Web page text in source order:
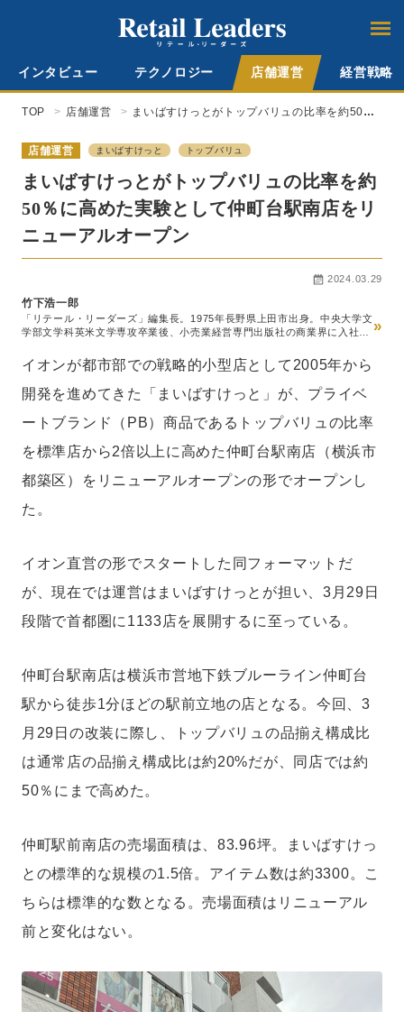
インタビュー テクノロジー 店舗運営 経営戦略
TOP 店舗運営
まいばすけっとがトップバリュの比率を約50％
ルオープン
店舗運営 まいばすけっと トップバリュ
まいばすけっとがトップバリュの比率を約
50％に高めた実験として仲町台駅南店をリ
ニューアルオープン
2024.03.29
竹下浩一郎
「リテール・リーダーズ」編集長。1975年長野県上田市出身。中央大学文
学部文学科英米文学専攻卒業後、小売業経営専門出版社の商業界に入社。
専門誌『販売革新』編集部を経て2014年『食品商業』編集長就任。この
間、世界最大級の食品見本市SIALパリの新商品国際審査員などを務める。
20年5月ロコガイド入社、『リテールガイド』の創刊編集長就任。24年10
月、メディアの『リテール・リーダーズ』へのリニューアルに伴い、同編
集長就任。一般社団法人日本惣菜協会『中食2030』（ダイヤモンド社）
「スーパーマーケットにおける中食の未来」執筆の他、コーネル大学リテ
ットGood Action Initiatives推薦委員なども務める。ファイナンス修士
»
イオンが都市部での戦略的小型店として2005年から
開発を進めてきた「まいばすけっと」が、プライベ
ートブランド（PB）商品であるトップバリュの比率
を標準店から2倍以上に高めた仲町台駅南店（横浜市
都築区）をリニューアルオープンの形でオープンし
た。
イオン直営の形でスタートした同フォーマットだ
が、現在では運営はまいばすけっとが担い、3月29日
段階で首都圏に1133店を展開するに至っている。
仲町台駅南店は横浜市営地下鉄ブルーライン仲町台
駅から徒歩1分ほどの駅前立地の店となる。今回、3
月29日の改装に際し、トップバリュの品揃え構成比
は通常店の品揃え構成比は約20%だが、同店では約
50％にまで高めた。
仲町駅前南店の売場面積は、83.96坪。まいばすけっ
との標準的な規模の1.5倍。アイテム数は約3300。こ
ちらは標準的な数となる。売場面積はリニューアル
前と変化はない。